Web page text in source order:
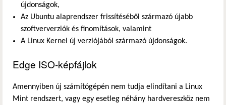
újdonságok,
Az Ubuntu alaprendszer frissítéséből származó újabb
szoftververziók és finomítások, valamint
A Linux Kernel új verziójából származó újdonságok.
Edge ISO-képfájlok
Amennyiben új számítógépén nem tudja elindítani a Linux
Mint rendszert, vagy egy esetleg néhány hardvereszköz nem